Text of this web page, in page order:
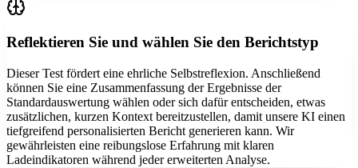
Reflektieren Sie und wählen Sie den Berichtstyp
Dieser Test fördert eine ehrliche Selbstreflexion. Anschließend
können Sie eine Zusammenfassung der Ergebnisse der
Standardauswertung wählen oder sich dafür entscheiden, etwas
zusätzlichen, kurzen Kontext bereitzustellen, damit unsere KI einen
tiefgreifend personalisierten Bericht generieren kann. Wir
gewährleisten eine reibungslose Erfahrung mit klaren
Ladeindikatoren während jeder erweiterten Analyse.